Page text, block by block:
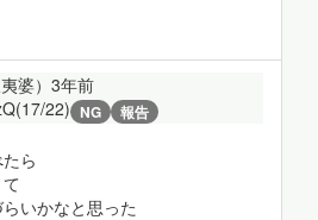
婆） 3年前
22) NG 報告
ら
いかなと思った